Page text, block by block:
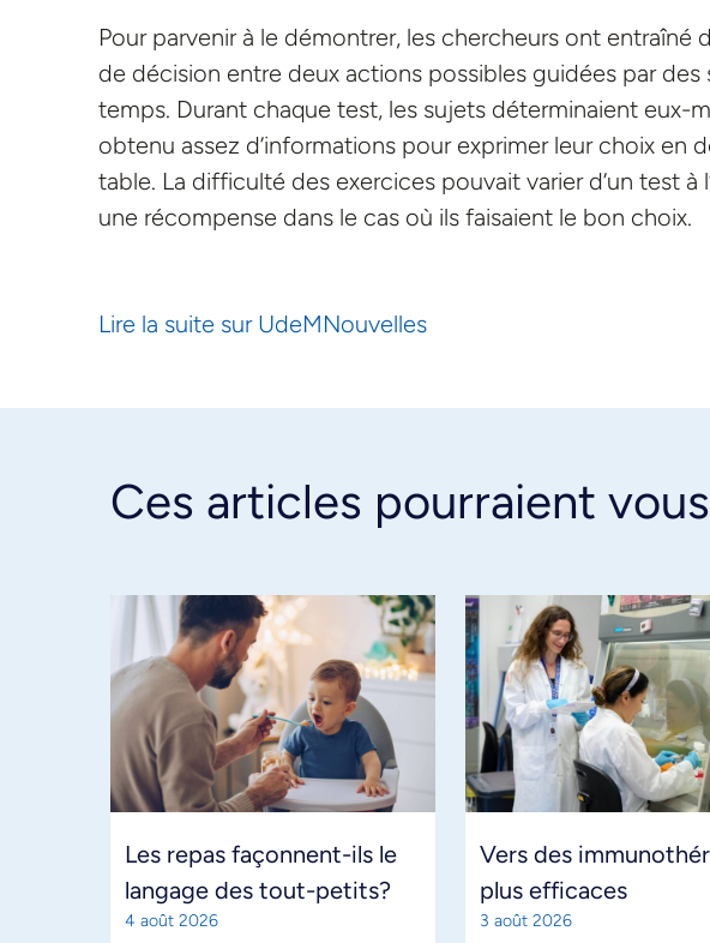
Pour parvenir à le démontrer, les chercheurs ont entraîné
de décision entre deux actions possibles guidées par des
temps. Durant chaque test, les sujets déterminaient eux-
obtenu assez d’informations pour exprimer leur choix en
table. La difficulté des exercices pouvait varier d’un test
une récompense dans le cas où ils faisaient le bon choix.
Lire la suite sur UdeMNouvelles
Ces articles pourraient
Les repas façonnent-ils le
langage des tout-petits?
4 août 2026
Vers des
plus efficaces
3 août 2026